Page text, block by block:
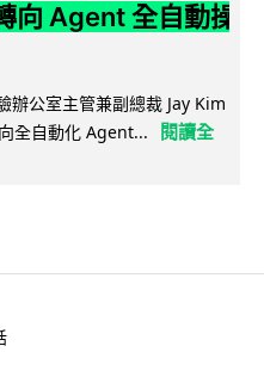
向 Agent 全自動操
公室主管兼副總裁 Jay Kim
全自動化 Agent...
閱讀全